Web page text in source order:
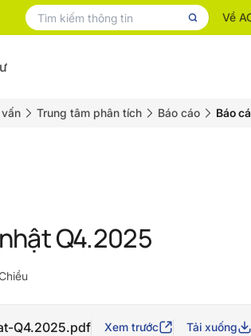
Về
Trung tâm phân tích Báo cáo Báo
Q4.2025
Q4.2025.pdf Xem trước Tải xuống